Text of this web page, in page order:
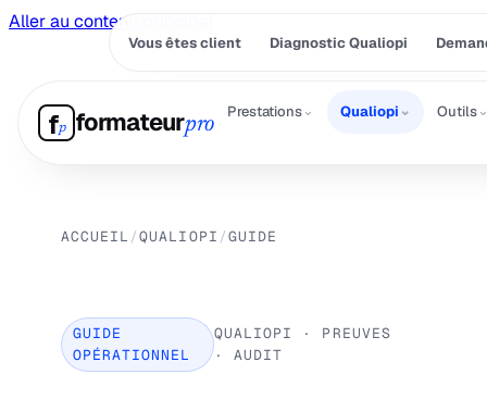
Aller au contenu principal
Vous êtes client Diagnostic Qualiopi
fp formateurpro
Prestations⌄ Qualiopi ⌄ Outils
ACCUEIL /QUALIOPI /GUIDE
GUIDE
OPÉRATIONNEL
QUALIOPI · PREUVES
· AUDIT